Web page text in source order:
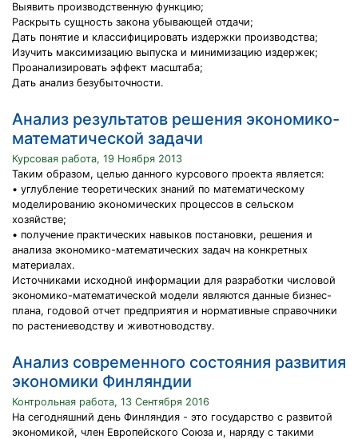
Выявить производственную функцию;
Раскрыть сущность закона убывающей отдачи;
Дать понятие и классифицировать издержки производства;
Изучить максимизацию выпуска и минимизацию издержек;
Проанализировать эффект масштаба;
Дать анализ безубыточности.
Анализ результатов решения экономико-
математической задачи
Курсовая работа, 19 Ноября 2013
Таким образом, целью данного курсового проекта является:
• углубление теоретических знаний по математическому
моделированию экономических процессов в сельском
хозяйстве;
• получение практических навыков постановки, решения и
анализа экономико-математических задач на конкретных
материалах.
Источниками исходной информации для разработки числовой
экономико-математической модели являются данные бизнес-
плана, годовой отчет предприятия и нормативные справочники
по растениеводству и животноводству.
Анализ современного состояния развития
экономики Финляндии
Контрольная работа, 13 Сентября 2016
На сегодняшний день Финляндия - это государство с развитой
экономикой, член Европейского Союза и, наряду с такими